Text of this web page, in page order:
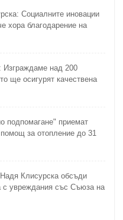
Социалните иновации
хора благодарение на
над 200
ще осигурят качествена
подпомагане" приемат
за отопление до 31
Клисурска обсъди
с увреждания със Съюза на